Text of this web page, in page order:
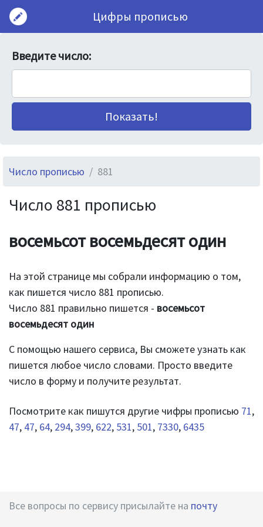
Цифры прописью
Введите число:
Число прописью 881
Число 881 прописью
восемьсот восемьдесят один
На этой странице мы собрали информацию о том,
как пишется число 881 прописью.
Число 881 правильно пишется - восемьсот
восемьдесят один
С помощью нашего сервиса, Вы сможете узнать как
пишется любое число словами. Просто введите
число в форму и получите результат.
Посмотрите как пишутся другие чифры прописью 71,
47, 47, 64, 294,399, 622, 531, 501, 7330, 6435
Все вопросы по сервису присылайте на почту